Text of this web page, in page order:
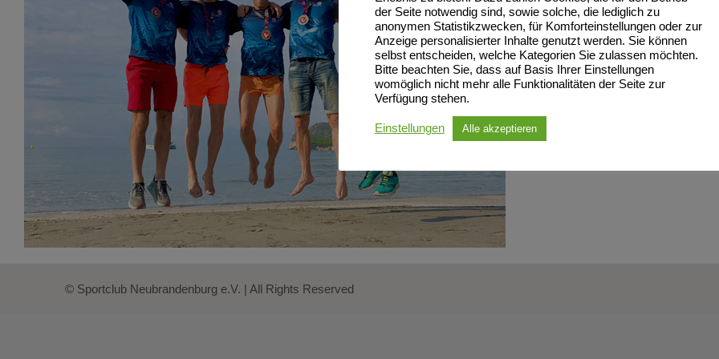
© Sportclub Neubrandenburg e.V. | All Rights Reserved
der Seite notwendig sind, sowie solche, die lediglich zu
anonymen Statistikzwecken, für Komforteinstellungen oder zur
Anzeige personalisierter Inhalte genutzt werden. Sie können
selbst entscheiden, welche Kategorien Sie zulassen möchten.
Bitte beachten Sie, dass auf Basis Ihrer Einstellungen
womöglich nicht mehr alle Funktionalitäten der Seite zur
Verfügung stehen.
Einstellungen Alle akzeptieren